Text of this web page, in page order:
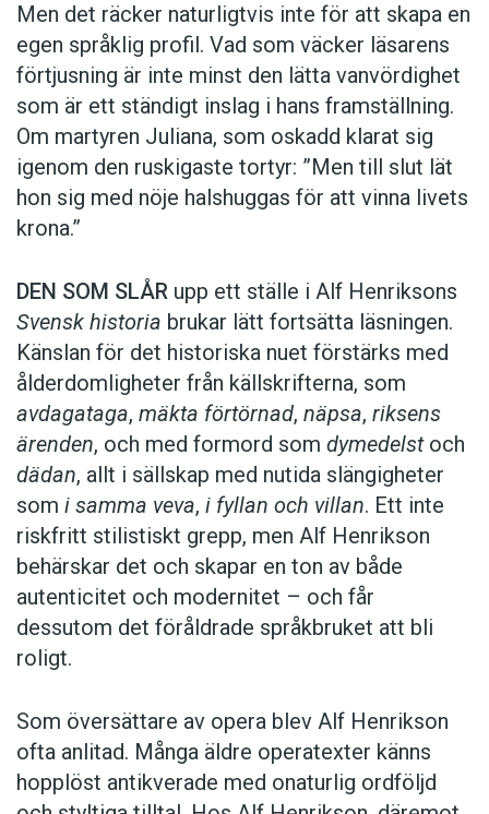
Men det räcker naturligtvis inte för att skapa en
egen språklig profil. Vad som väcker läsarens
förtjusning är inte minst den lätta vanvördighet
som är ett ständigt inslag i hans framställning.
Om martyren Juliana, som oskadd klarat sig
igenom den ruskigaste tortyr: ”Men till slut lät
hon sig med nöje halshuggas för att vinna livets
krona.”
DEN SOM SLÅR upp ett ställe i Alf Henriksons
Svensk historia brukar lätt fortsätta läsningen.
Känslan för det historiska nuet förstärks med
ålderdomligheter från källskrifterna, som
avdagataga, mäkta förtörnad, näpsa, riksens
ärenden, och med formord som dymedelst och
dädan, allt i sällskap med nutida slängigheter
som i samma veva, i fyllan och villan. Ett inte
riskfritt stilistiskt grepp, men Alf Henrikson
behärskar det och skapar en ton av både
autenticitet och modernitet – och får
dessutom det föråldrade språkbruket att bli
roligt.
Som översättare av opera blev Alf Henrikson
ofta anlitad. Många äldre operatexter känns
hopplöst antikverade med onaturlig ordföljd